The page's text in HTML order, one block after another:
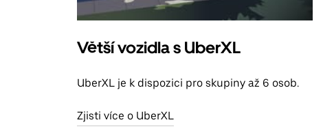
Větší vozidla s UberXL
UberXL je k dispozici pro skupiny až 6 osob.
Zjisti více o UberXL